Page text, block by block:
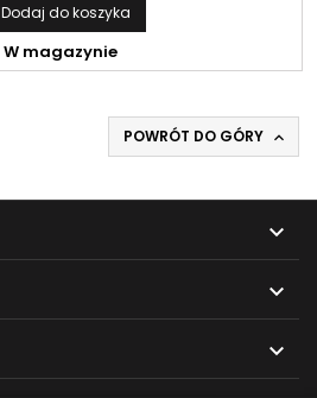
Dodaj do koszyka
W magazynie
POWRÓT DO GÓRY 


